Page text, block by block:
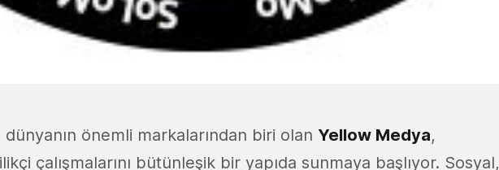
önemli markalarından biri olan Yellow Medya,
çalışmalarını bütünleşik bir yapıda sunmaya başlıyor. Sosyal,